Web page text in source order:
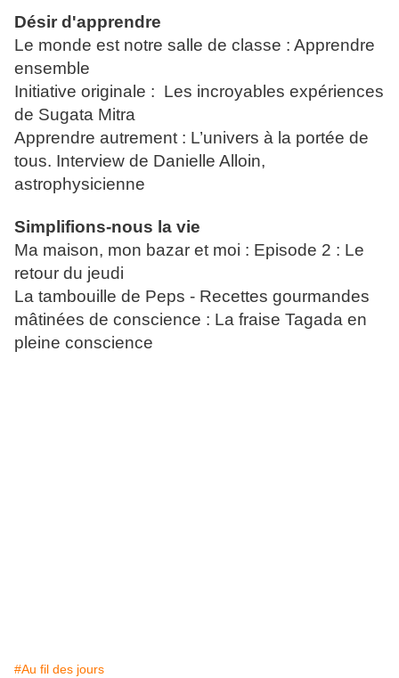
Désir d'apprendre
Le monde est notre salle de classe : Apprendre
ensemble
Initiative originale :  Les incroyables expériences
de Sugata Mitra
Apprendre autrement : L’univers à la portée de
tous. Interview de Danielle Alloin,
astrophysicienne
Simplifions-nous la vie
Ma maison, mon bazar et moi : Episode 2 : Le
retour du jeudi
La tambouille de Peps - Recettes gourmandes
mâtinées de conscience : La fraise Tagada en
pleine conscience
#Au fil des jours